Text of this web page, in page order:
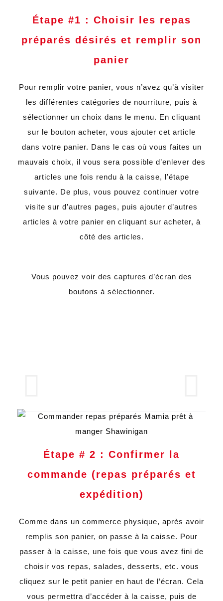
Étape #1 : Choisir les repas
préparés désirés et remplir son
panier
Pour remplir votre panier, vous n’avez qu’à visiter
les différentes catégories de nourriture, puis à
sélectionner un choix dans le menu. En cliquant
sur le bouton acheter, vous ajouter cet article
dans votre panier. Dans le cas où vous faites un
mauvais choix, il vous sera possible d’enlever des
articles une fois rendu à la caisse, l’étape
suivante. De plus, vous pouvez continuer votre
visite sur d’autres pages, puis ajouter d’autres
articles à votre panier en cliquant sur acheter, à
côté des articles.
Vous pouvez voir des captures d’écran des
boutons à sélectionner.
Étape # 2 : Confirmer la
commande (repas préparés et
expédition)
Comme dans un commerce physique, après avoir
remplis son panier, on passe à la caisse. Pour
passer à la caisse, une fois que vous avez fini de
choisir vos repas, salades, desserts, etc. vous
cliquez sur le petit panier en haut de l’écran. Cela
vous permettra d’accéder à la caisse, puis de